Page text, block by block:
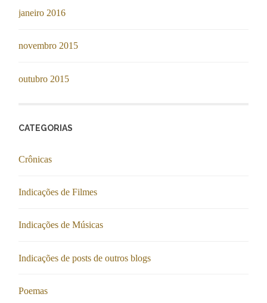
janeiro 2016
novembro 2015
outubro 2015
CATEGORIAS
Crônicas
Indicações de Filmes
Indicações de Músicas
Indicações de posts de outros blogs
Poemas